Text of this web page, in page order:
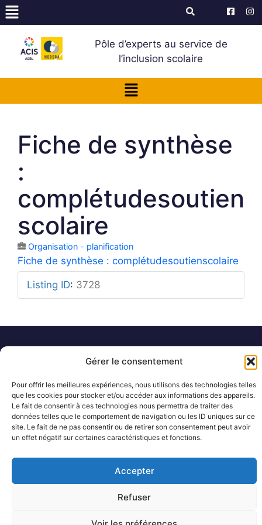
Gérer le consentement
Pour offrir les meilleures expériences, nous utilisons des technologies telles
que les cookies pour stocker et/ou accéder aux informations des appareils.
Le fait de consentir à ces technologies nous permettra de traiter des
données telles que le comportement de navigation ou les ID uniques sur ce
site. Le fait de ne pas consentir ou de retirer son consentement peut avoir
un effet négatif sur certaines caractéristiques et fonctions.
Accepter
Refuser
Pôle d’experts au service de
l’inclusion scolaire
Fiche de synthèse
:
complétudesoutien
scolaire
Organisation - planification
Fiche de synthèse : complétudesoutienscolaire
Listing ID: 3728
Rue Barbier 12, 1300 Wavre
Tel: 0455 14 53 30
Politique de confidentialité
réservés